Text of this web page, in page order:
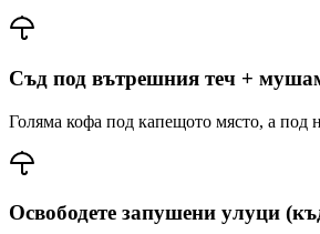
Съд под вътрешния теч +
Голяма кофа под капещото място, а под
Освободете запушени улуци